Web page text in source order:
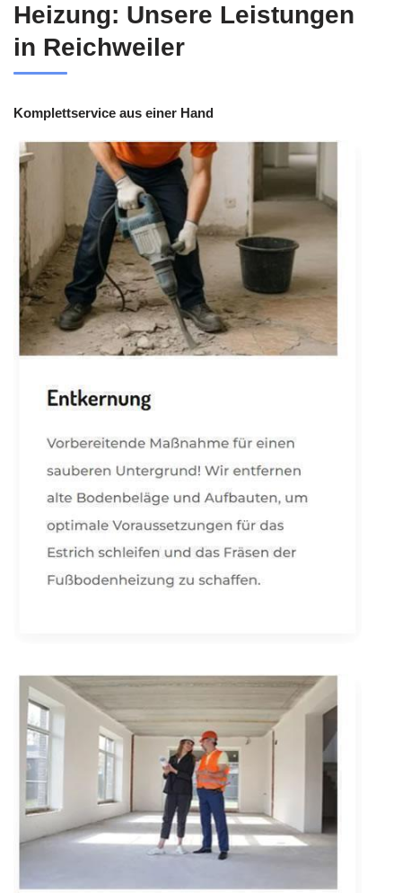
Heizung: Unsere Leistungen
in Reichweiler
Komplettservice aus einer Hand